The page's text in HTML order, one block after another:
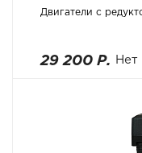
Двигатели с
29 200 Р. Нет